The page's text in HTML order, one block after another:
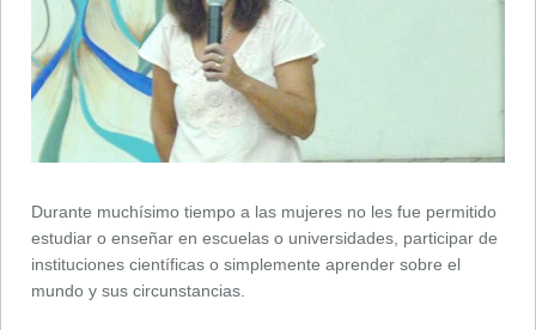
Durante muchísimo tiempo a las mujeres no les fue permitido
estudiar o enseñar en escuelas o universidades, participar de
instituciones científicas o simplemente aprender sobre el
mundo y sus circunstancias.